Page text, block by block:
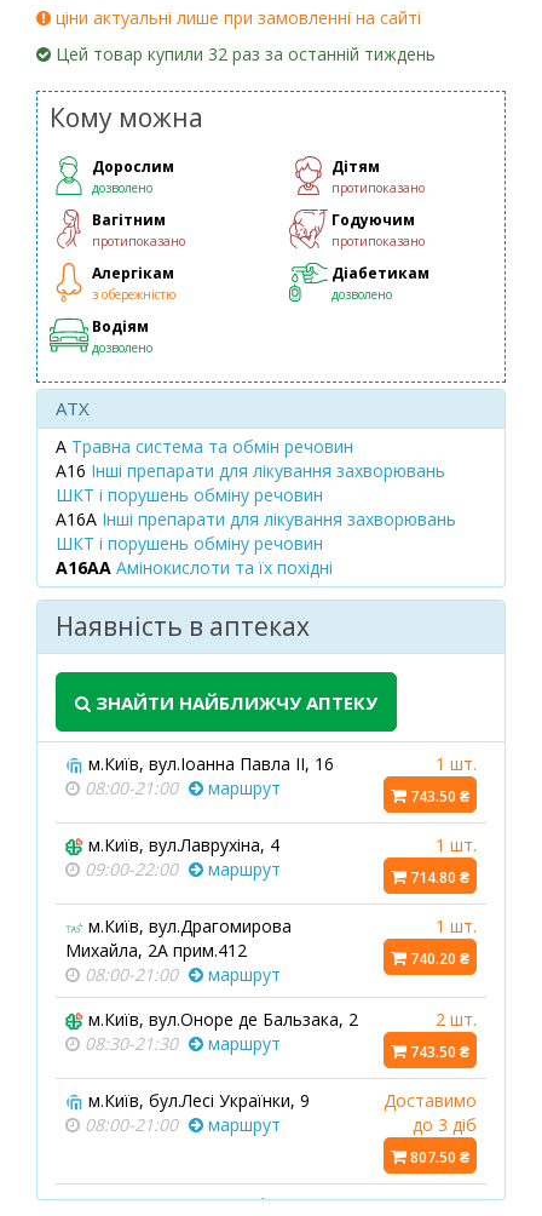
ціни актуальні лише при замовленні на сайті
Цей товар купили 32 раз за останній тиждень
Кому можна
Дорослим
дозволено
Дітям
протипоказано
Вагітним
протипоказано
Годуючим
протипоказано
Алергікам
з обережністю
Діабетикам
дозволено
Водіям
дозволено
ATX
A Травна система та обмін речовин
A16 Інші препарати для лікування захворювань
ШКТ і порушень обміну речовин
A16A Інші препарати для лікування захворювань
ШКТ і порушень обміну речовин
A16AA Амінокислоти та їх похідні
Наявність в аптеках
ЗНАЙТИ НАЙБЛИЖЧУ АПТЕКУ
м.Київ, вул.Іоанна Павла ІІ, 16
08:00-21:00
маршрут
1 шт.
743.50 ₴
м.Київ, вул.Лаврухіна, 4
09:00-22:00
маршрут
1 шт.
714.80 ₴
м.Київ, вул.Драгомирова
Михайла, 2А прим.412
08:00-21:00
маршрут
1 шт.
740.20 ₴
м.Київ, вул.Оноре де Бальзака, 2
08:30-21:30
маршрут
2 шт.
743.50 ₴
м.Київ, бул.Лесі Українки, 9
08:00-21:00
маршрут
Доставимо
до 3 діб
807.50 ₴
м.Київ, вул.Левка Лук`яненка, 29
Доставимо